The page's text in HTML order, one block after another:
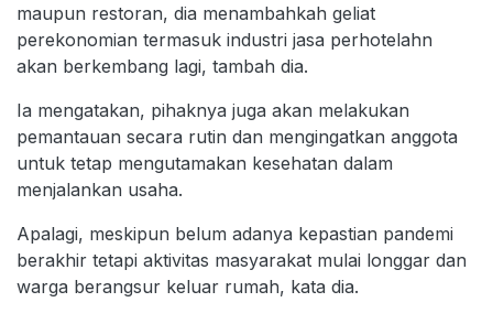
maupun restoran, dia menambahkah geliat
perekonomian termasuk industri jasa perhotelahn
akan berkembang lagi, tambah dia.
Ia mengatakan, pihaknya juga akan melakukan
pemantauan secara rutin dan mengingatkan anggota
untuk tetap mengutamakan kesehatan dalam
menjalankan usaha.
Apalagi, meskipun belum adanya kepastian pandemi
berakhir tetapi aktivitas masyarakat mulai longgar dan
warga berangsur keluar rumah, kata dia.